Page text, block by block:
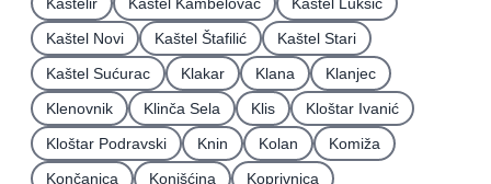
Kaštel Novi
Kaštel Štafilić
Kaštel Stari
Kaštel Sućurac
Klakar Klana
Klanjec
Klenovnik
Klinča Sela Klis
Kloštar Ivanić
Kloštar Podravski
Knin Kolan
Komiža
Končanica
Konjšćina
Koprivnica